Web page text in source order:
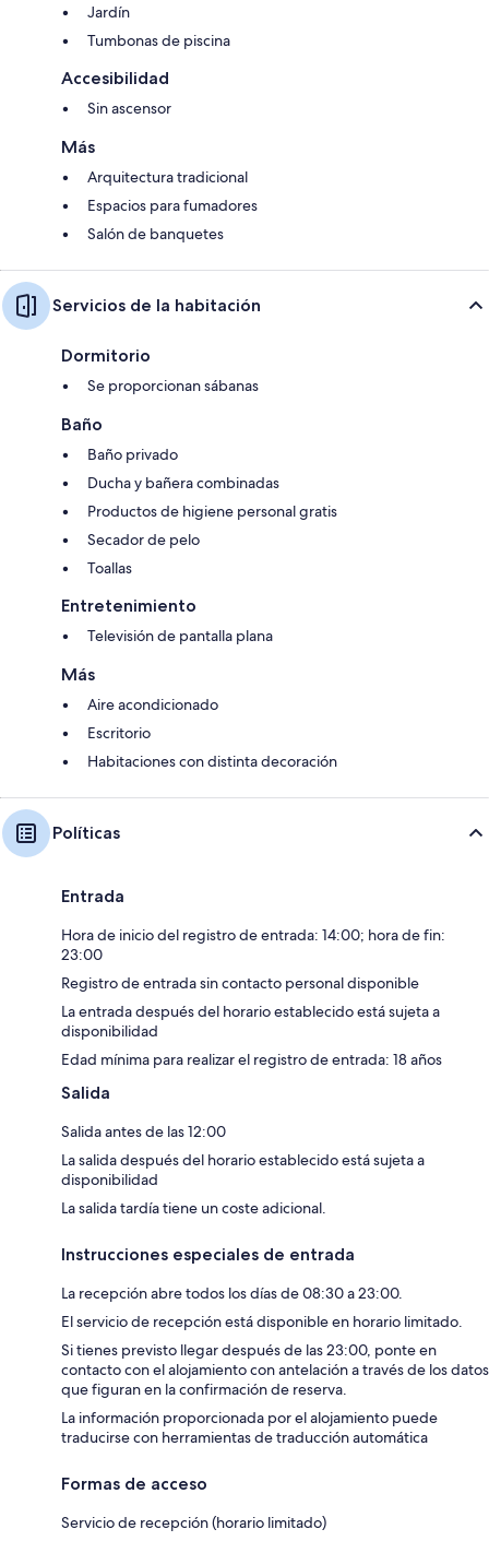
Jardín
Tumbonas de piscina
Accesibilidad
Sin ascensor
Más
Arquitectura tradicional
Espacios para fumadores
Salón de banquetes
Servicios de la habitación
Dormitorio
Se proporcionan sábanas
Baño
Baño privado
Ducha y bañera combinadas
Productos de higiene personal gratis
Secador de pelo
Toallas
Entretenimiento
Televisión de pantalla plana
Más
Aire acondicionado
Escritorio
Habitaciones con distinta decoración
Políticas
Entrada
Hora de inicio del registro de entrada: 14:00; hora de fin:
23:00
Registro de entrada sin contacto personal disponible
La entrada después del horario establecido está sujeta a
disponibilidad
Edad mínima para realizar el registro de entrada: 18 años
Salida
Salida antes de las 12:00
La salida después del horario establecido está sujeta a
disponibilidad
La salida tardía tiene un coste adicional.
Instrucciones especiales de entrada
La recepción abre todos los días de 08:30 a 23:00.
El servicio de recepción está disponible en horario limitado.
Si tienes previsto llegar después de las 23:00, ponte en
contacto con el alojamiento con antelación a través de los datos
que figuran en la confirmación de reserva.
La información proporcionada por el alojamiento puede
traducirse con herramientas de traducción automática
Formas de acceso
Servicio de recepción (horario limitado)